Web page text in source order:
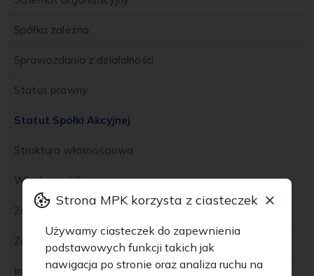
Spółka zależna
Sprawozdania z działalności
Status prawny
Statut Spółki Akcyjnej
Struktura własnościowa
Władze spółki
Załatwianie spraw
Zamówienia publiczne
Informacje nieudostępnione w biuletynie
Strona MPK korzysta z ciasteczek
Używamy ciasteczek do zapewnienia
podstawowych funkcji takich jak
nawigacja po stronie oraz analiza ruchu na